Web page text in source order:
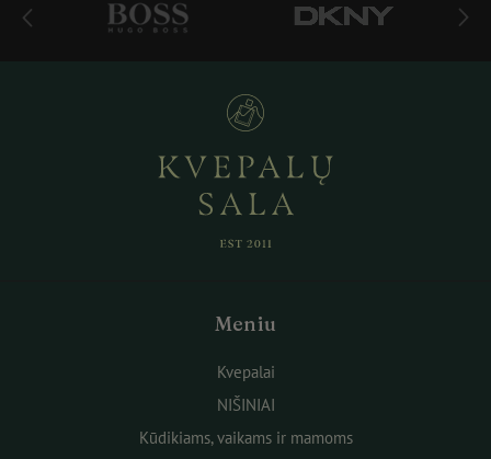
Meniu
Kvepalai
NIŠINIAI
Kūdikiams, vaikams ir mamoms